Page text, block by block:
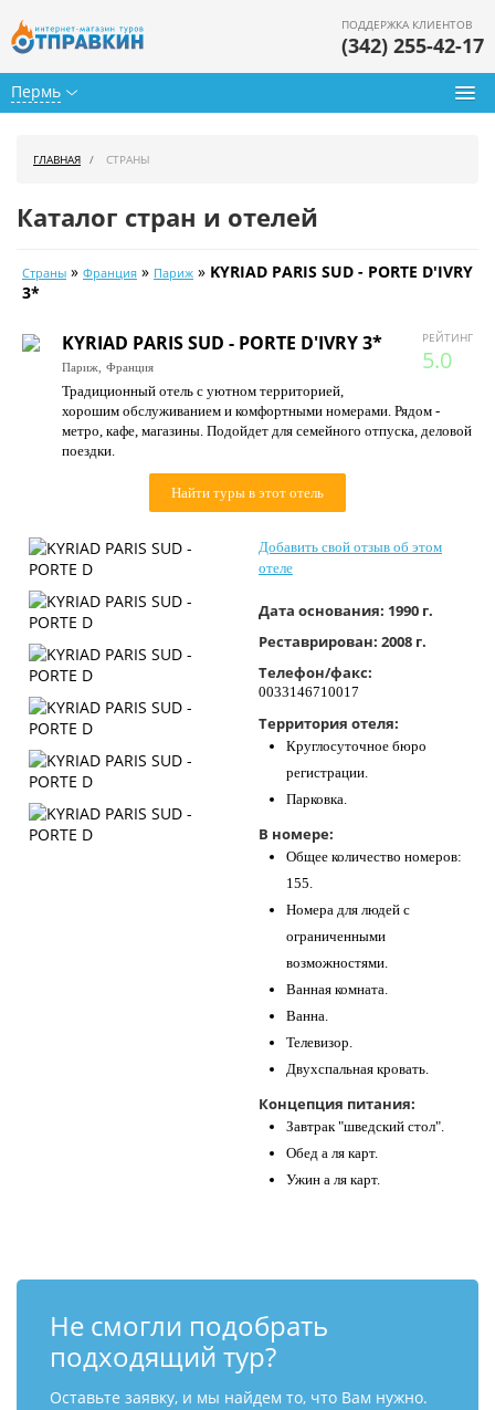
Пермь
ПОДДЕРЖКА КЛИЕНТОВ
(342) 255-42-17
Календарь туров
Цены дня
Страны
Как купить
ГЛАВНАЯ СТРАНЫ
Каталог стран и отелей
Страны » Франция » Париж » KYRIAD PARIS SUD - PORTE D'IVRY
3*
РЕЙТИНГ
5.0
KYRIAD PARIS SUD - PORTE D'IVRY 3*
Париж, Франция
Традиционный отель с уютном территорией,
хорошим обслуживанием и комфортными номерами. Рядом -
метро, кафе, магазины. Подойдет для семейного отпуска, деловой
поездки.
Найти туры в этот отель
Добавить свой отзыв об этом
отеле
Дата основания: 1990 г.
Реставрирован: 2008 г.
Телефон/факс:
0033146710017
Территория отеля:
Круглосуточное бюро
регистрации.
Парковка.
В номере:
Общее количество номеров:
155.
Номера для людей с
ограниченными
возможностями.
Ванная комната.
Ванна.
Телевизор.
Двухспальная кровать.
Концепция питания:
Завтрак "шведский стол".
Обед а ля карт.
Ужин а ля карт.
Не смогли подобрать
подходящий тур?
Оставьте заявку, и мы найдем то, что Вам нужно.